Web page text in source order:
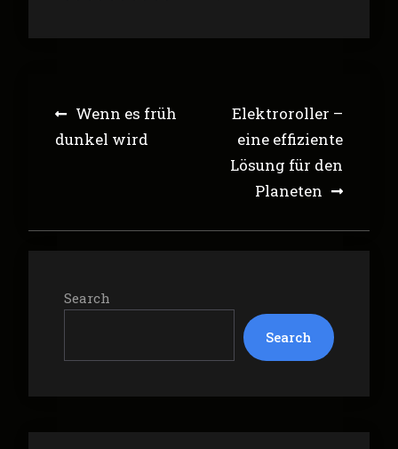
Post
navigation
Wenn es früh
dunkel wird
Elektroroller –
eine effiziente
Lösung für den
Planeten
Search
Search